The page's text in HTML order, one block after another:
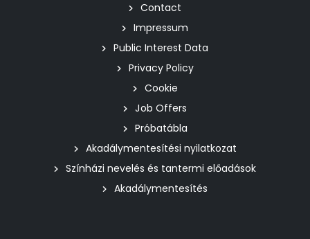
Contact
Impressum
Public Interest Data
Privacy Policy
Cookie
Job Offers
Próbatábla
Akadálymentesítési nyilatkozat
Színházi nevelés és tantermi előadások
Akadálymentesítés